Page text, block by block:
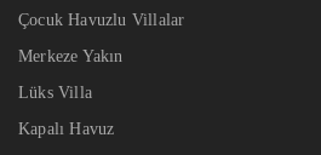
Çocuk Havuzlu Villalar
Merkeze Yakın
Lüks Villa
Kapalı Havuz